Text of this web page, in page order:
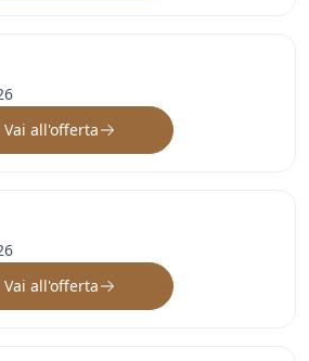
Vai all'offerta
Vai all'offerta